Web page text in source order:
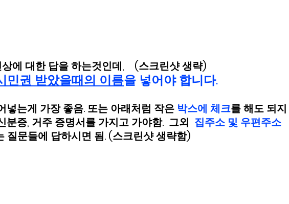
에 대한 답을 하는것인데,    (스크린샷 생략)
민권 받았을때의 이름을 넣어야 합니다.
넣는게 가장 좋음. 또는 아래처럼 작은 박스에 체크를 해도 되지
분증, 거주 증명서를 가지고 가야함.  그외 집주소 및 우편주소
질문들에 답하시면 됨. (스크린샷 생략함)